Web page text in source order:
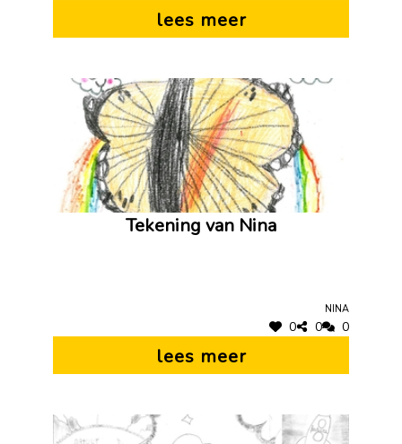
lees meer
Tekening van Nina
Nina
0 0 0
lees meer